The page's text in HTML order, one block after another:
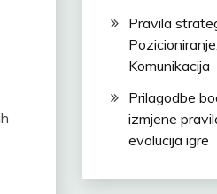
Pravila
Komunikacija
Prilagodbe
izmjene
evolucija igre